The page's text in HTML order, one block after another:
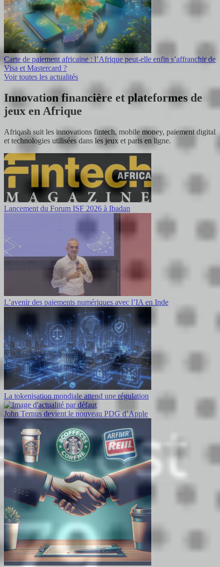
Carte de paiement africaine : l’Afrique peut-elle enfin s’affranchir de
Visa et Mastercard ?
Voir toutes les actualités
Innovation financière et plateformes de
jeux en Afrique
Afriqash suit les innovations fintech, mobile money, paiement digital
et technologies utilisées dans les jeux et paris en ligne.
Lancement du Forum ISF 2026 à Ibadan
L’avenir des paiements numériques avec l’IA en Inde
La tokenisation mondiale attend une régulation
John Ternus devient le nouveau PDG d’Apple